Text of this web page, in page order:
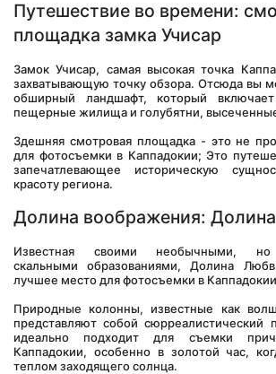
Путешествие во времени:
площадка замка Учисар
Замок Учисар, самая высокая точка
захватывающую точку обзора. Отсюда вы
обширный ландшафт, который
пещерные жилища и голубятни,
Здешняя смотровая площадка - это не
для фотосъемки в Каппадокии; Это
запечатлевающее историческую
красоту региона.
Долина воображения:
Известная своими необычными, но
скальными образованиями, Долина
лучшее место для фотосъемки в
Природные колонны, известные как
представляют собой сюрреалистический
идеально подходит для съемки
Каппадокии, особенно в золотой час,
теплом заходящего солнца.